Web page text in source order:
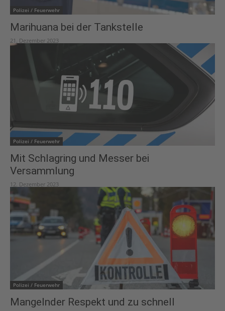
Polizei / Feuerwehr
Marihuana bei der Tankstelle
21. Dezember 2023
Polizei / Feuerwehr
Mit Schlagring und Messer bei
Versammlung
12. Dezember 2023
Polizei / Feuerwehr
Mangelnder Respekt und zu schnell